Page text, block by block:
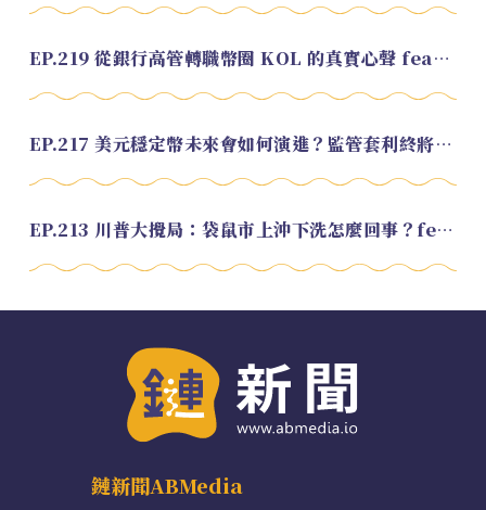
EP.219 從銀行高管轉職幣圈 KOL 的真實心聲 feat.龜大
EP.217 美元穩定幣未來會如何演進？監管套利終將收斂？feat. 研究員 余哲安
EP.213 川普大攪局：袋鼠市上沖下洗怎麼回事？feat. Alvin
鏈新聞ABMedia